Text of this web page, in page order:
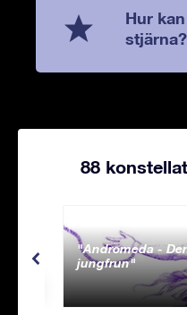
Hur
stjärna?
88
Andromeda -
jungfrun